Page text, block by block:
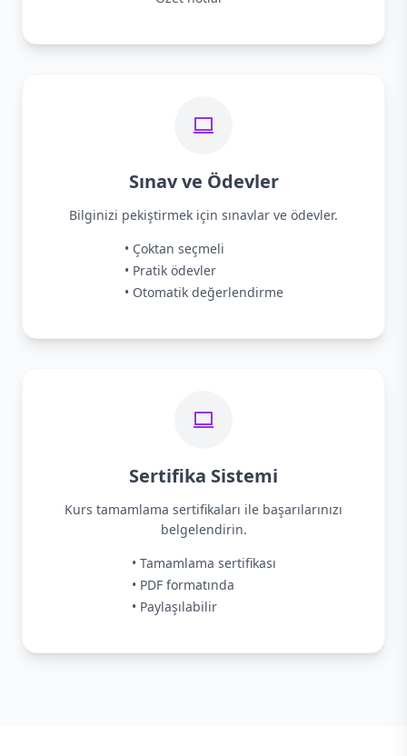
Sınav ve Ödevler
Bilginizi pekiştirmek için sınavlar ve ödevler.
• Çoktan seçmeli
• Pratik ödevler
• Otomatik değerlendirme
Sertifika Sistemi
Kurs tamamlama sertifikaları ile başarılarınızı
belgelendirin.
• Tamamlama sertifikası
• PDF formatında
• Paylaşılabilir